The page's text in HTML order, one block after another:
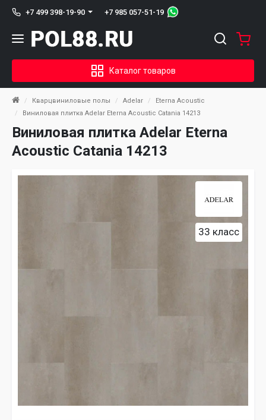
+7 499 398-19-90 +7 985 057-51-19
Каталог товаров
Кварцвиниловые полы Adelar
Eterna Acoustic
Виниловая плитка Adelar Eterna Acoustic Catania 14213
Виниловая плитка Adelar Eterna
Acoustic Catania 14213
33 класс